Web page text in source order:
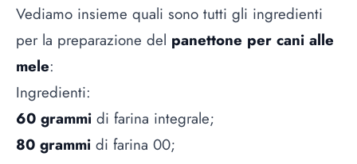
Vediamo insieme quali sono tutti gli ingredienti
per la preparazione del panettone per cani alle
mele:
Ingredienti:
60 grammi di farina integrale;
80 grammi di farina 00;